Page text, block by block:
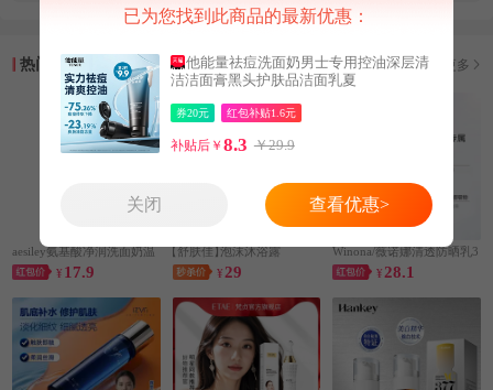
热门推荐 查看更多
aesiley氨基酸净润洗面奶温
和抗痘 ¥ 17.9
【舒肤佳】泡沫沐浴露
¥ 29
Winona/薇诺娜清透防晒乳3
0gSPF48+
¥ 28.1
已为您找到此商品的最新优惠：
他能量祛痘洗面奶男士专用控油深层清
洁洁面膏黑头护肤品洁面乳夏
券20元 红包补贴1.6元
补贴后￥ 8.3 ￥29.9
关闭 查看优惠>